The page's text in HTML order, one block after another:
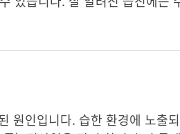
원인입니다. 습한 환경에 노출